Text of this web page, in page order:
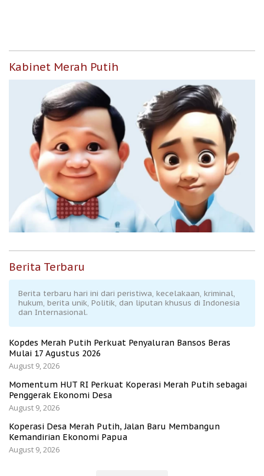
Kabinet Merah Putih
Berita Terbaru
Berita terbaru hari ini dari peristiwa, kecelakaan, kriminal,
hukum, berita unik, Politik, dan liputan khusus di Indonesia
dan Internasional.
Kopdes Merah Putih Perkuat Penyaluran Bansos Beras
Mulai 17 Agustus 2026
August 9, 2026
Momentum HUT RI Perkuat Koperasi Merah Putih sebagai
Penggerak Ekonomi Desa
August 9, 2026
Koperasi Desa Merah Putih, Jalan Baru Membangun
Kemandirian Ekonomi Papua
August 9, 2026